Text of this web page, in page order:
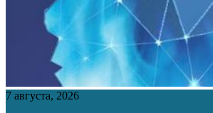
7 августа, 2026